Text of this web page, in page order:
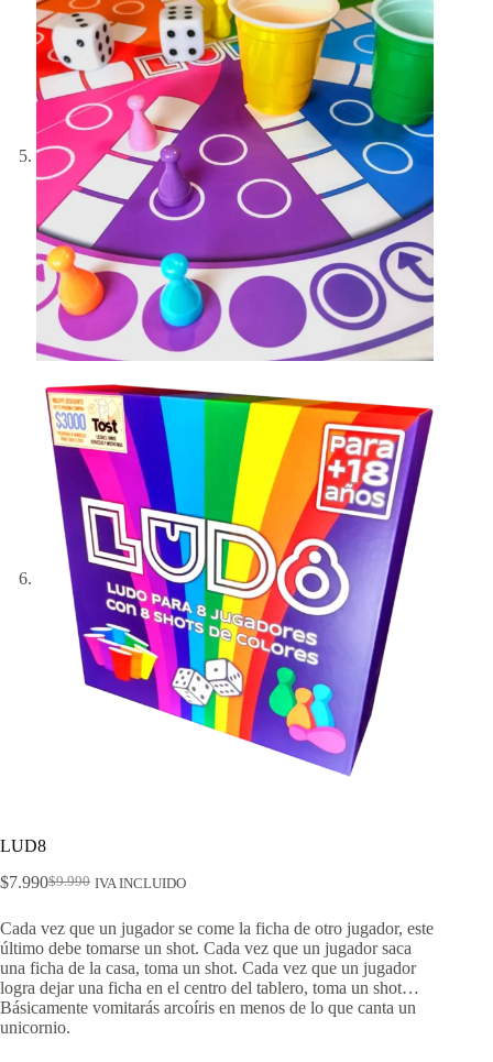
LUD8
$9.990
El
original
era:
$9.990.
$7.990El
actual
es:
$7.990.
IVA INCLUIDO
Cada vez que un jugador se come la ficha de otro jugador, este
último debe tomarse un shot. Cada vez que un jugador saca
una ficha de la casa, toma un shot. Cada vez que un jugador
logra dejar una ficha en el centro del tablero, toma un shot…
Básicamente vomitarás arcoíris en menos de lo que canta un
unicornio.